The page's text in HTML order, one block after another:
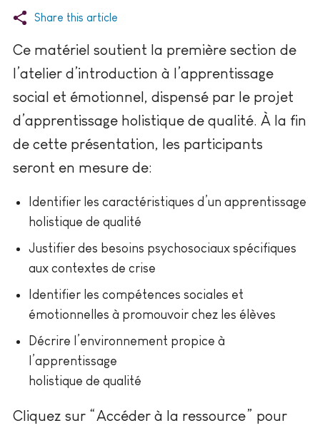
Share this article
Ce matériel soutient la première section de
l’atelier d’introduction à l’apprentissage
social et émotionnel, dispensé par le projet
d’apprentissage holistique de qualité. À la fin
de cette présentation, les participants
seront en mesure de:
Identifier les caractéristiques d’un apprentissage
holistique de qualité
Justifier des besoins psychosociaux spécifiques
aux contextes de crise
Identifier les compétences sociales et
émotionnelles à promouvoir chez les élèves
Décrire l’environnement propice à
l’apprentissage
holistique de qualité
Cliquez sur “Accéder à la ressource” pour